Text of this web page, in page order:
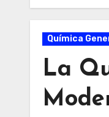
Química
La